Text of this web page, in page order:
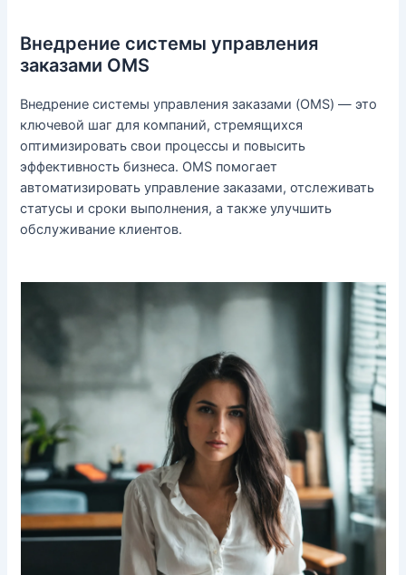
Внедрение системы управления
заказами OMS
Внедрение системы управления заказами (OMS) — это
ключевой шаг для компаний, стремящихся
оптимизировать свои процессы и повысить
эффективность бизнеса. OMS помогает
автоматизировать управление заказами, отслеживать
статусы и сроки выполнения, а также улучшить
обслуживание клиентов.